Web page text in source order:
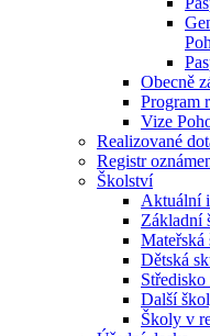
Obecně
Program
Vize
Realizované
Registr
Školství
Aktuální
Základní
Mateřská
Dětská
Středisko
Další
Školy v